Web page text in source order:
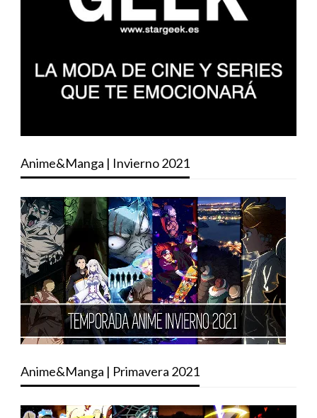
Anime&Manga | Invierno 2021
Anime&Manga | Primavera 2021